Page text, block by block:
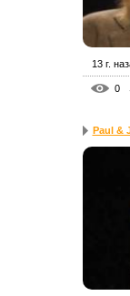
13 г.
0
Paul &